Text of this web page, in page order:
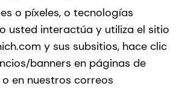
o píxeles, o tecnologías
usted interactúa y utiliza el sitio
y sus subsitios, hace clic
banners en páginas de
en nuestros correos